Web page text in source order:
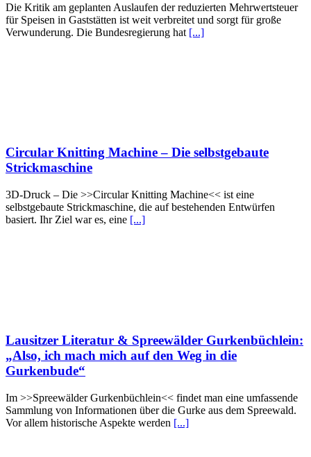
Die Kritik am geplanten Auslaufen der reduzierten Mehrwertsteuer
für Speisen in Gaststätten ist weit verbreitet und sorgt für große
Verwunderung. Die Bundesregierung hat [...]
Circular Knitting Machine – Die selbstgebaute
Strickmaschine
3D-Druck – Die >>Circular Knitting Machine<< ist eine
selbstgebaute Strickmaschine, die auf bestehenden Entwürfen
basiert. Ihr Ziel war es, eine [...]
Lausitzer Literatur & Spreewälder Gurkenbüchlein:
„Also, ich mach mich auf den Weg in die
Gurkenbude“
Im >>Spreewälder Gurkenbüchlein<< findet man eine umfassende
Sammlung von Informationen über die Gurke aus dem Spreewald.
Vor allem historische Aspekte werden [...]